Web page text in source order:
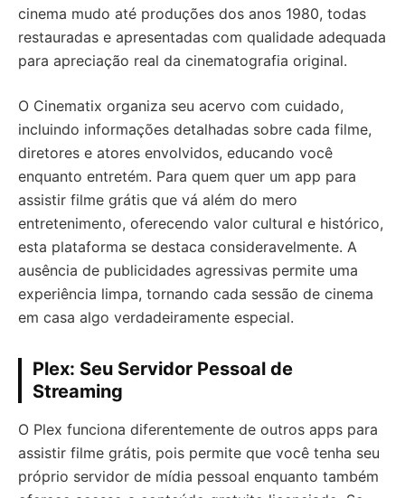
cinema mudo até produções dos anos 1980, todas
restauradas e apresentadas com qualidade adequada
para apreciação real da cinematografia original.
O Cinematix organiza seu acervo com cuidado,
incluindo informações detalhadas sobre cada filme,
diretores e atores envolvidos, educando você
enquanto entretém. Para quem quer um app para
assistir filme grátis que vá além do mero
entretenimento, oferecendo valor cultural e histórico,
esta plataforma se destaca consideravelmente. A
ausência de publicidades agressivas permite uma
experiência limpa, tornando cada sessão de cinema
em casa algo verdadeiramente especial.
Plex: Seu Servidor Pessoal de
Streaming
O Plex funciona diferentemente de outros apps para
assistir filme grátis, pois permite que você tenha seu
próprio servidor de mídia pessoal enquanto também